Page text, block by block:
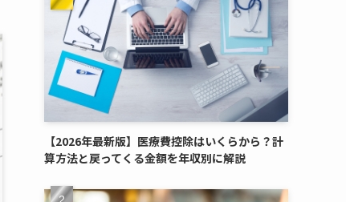
【2026年最新版】医療費控除はいくらから？計
算方法と戻ってくる金額を年収別に解説